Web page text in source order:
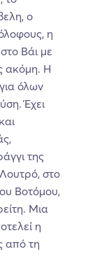
ο
η
Βάι με
ακόμη. Η
όλων
Έχει
της
στο
Βοτόμου,
Μια
η
από τη